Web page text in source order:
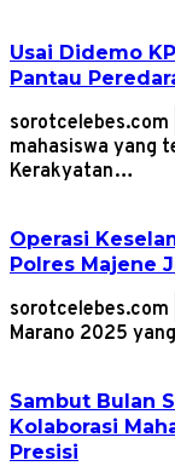
Usai Didemo
Pantau
sorotcelebes.com
mahasiswa yang
Kerakyatan…
Operasi
Polres Majene
sorotcelebes.com
Marano 2025
Sambut Bulan
Kolaborasi
Presisi